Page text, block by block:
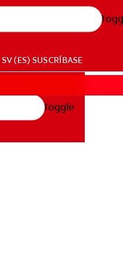
SV (ES) SUSCRÍBASE
Toggle